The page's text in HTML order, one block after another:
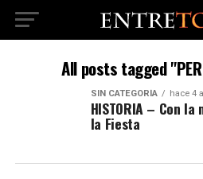
All posts tagged
SIN CATEGORÍA hace 4
HISTORIA – Con
la Fiesta